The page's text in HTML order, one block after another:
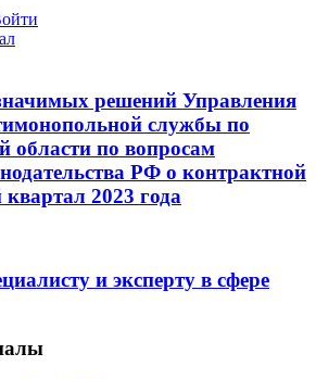
решений Управления
службы по
области по вопросам
РФ о контрактной
квартал 2023 года
и эксперту в сфере